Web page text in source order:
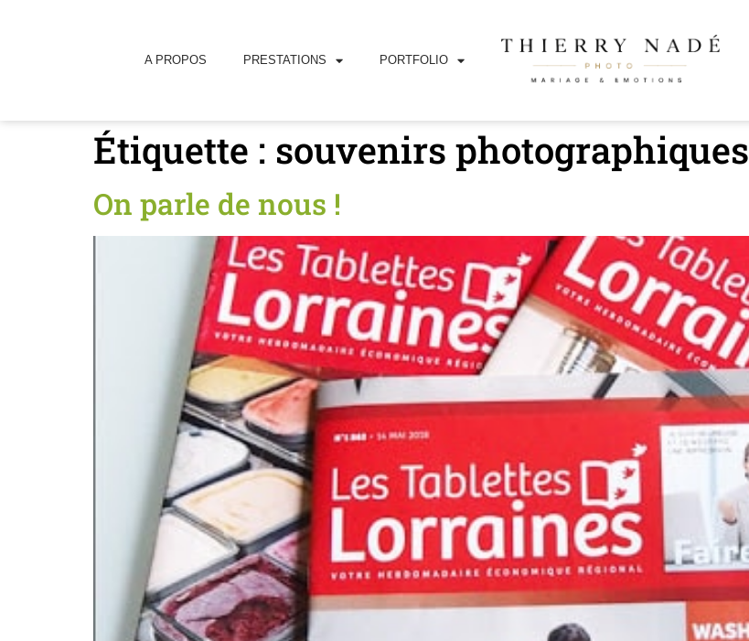
A PROPOS PRESTATIONS PORTFOLIO
Étiquette : souvenirs photographiques
On parle de nous !